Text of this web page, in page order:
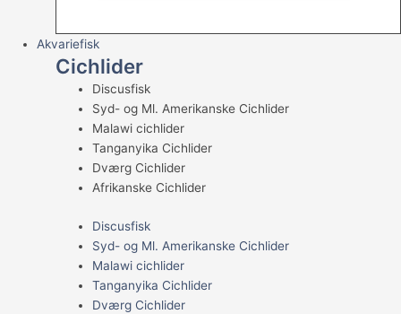
Akvariefisk
Cichlider
Discusfisk
Syd- og Ml. Amerikanske Cichlider
Malawi cichlider
Tanganyika Cichlider
Dværg Cichlider
Afrikanske Cichlider
Discusfisk
Syd- og Ml. Amerikanske Cichlider
Malawi cichlider
Tanganyika Cichlider
Dværg Cichlider